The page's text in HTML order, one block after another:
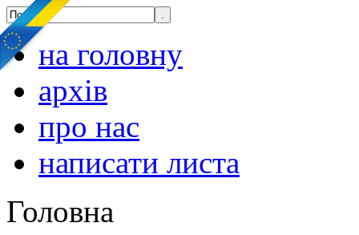
на головну
архів
про нас
написати листа
Головна